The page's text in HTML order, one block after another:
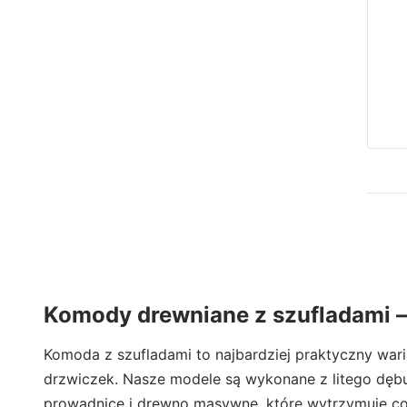
Komody drewniane z szufladami
Komoda z szufladami to najbardziej praktyczny
drzwiczek. Nasze modele są wykonane z litego
prowadnice i drewno masywne, które wytrzymuje